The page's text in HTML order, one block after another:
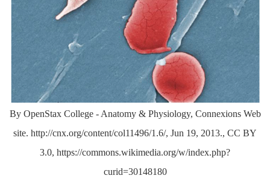
By OpenStax College - Anatomy & Physiology, Connexions Web
site. http://cnx.org/content/col11496/1.6/, Jun 19, 2013., CC BY
3.0, https://commons.wikimedia.org/w/index.php?
curid=30148180